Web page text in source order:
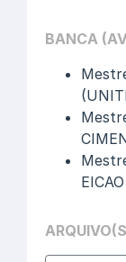
BANCA